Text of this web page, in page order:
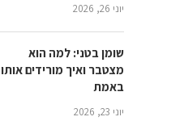
יוני 26, 2026
שומן בטני: למה הוא
מצטבר ואיך מורידים אותו
באמת
יוני 23, 2026